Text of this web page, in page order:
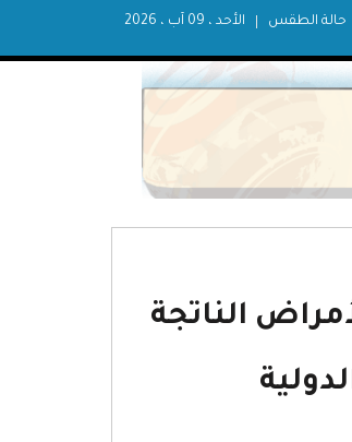
الأحد ، 09 آب ، 2026 حالة الطقس
الناتجة